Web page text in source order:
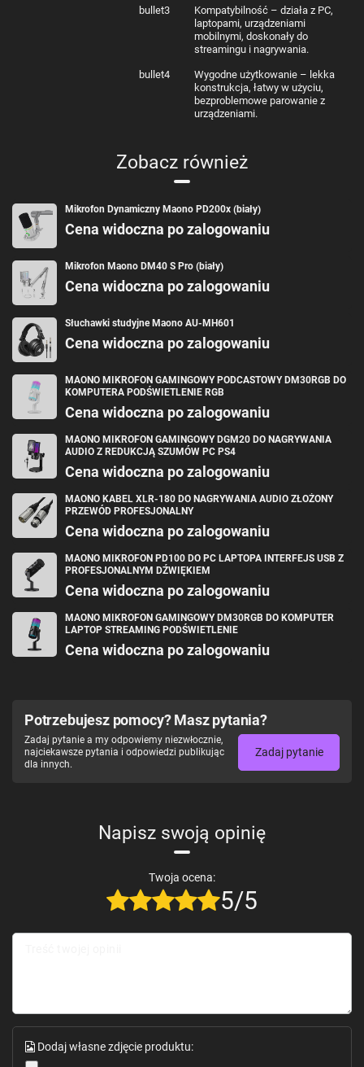
bullet3
Kompatybilność – działa z PC,
laptopami, urządzeniami
mobilnymi, doskonały do
streamingu i nagrywania.
bullet4
Wygodne użytkowanie – lekka
konstrukcja, łatwy w użyciu,
bezproblemowe parowanie z
urządzeniami.
Zobacz również
Mikrofon Dynamiczny Maono PD200x (biały)
Cena widoczna po zalogowaniu
Mikrofon Maono DM40 S Pro (biały)
Cena widoczna po zalogowaniu
Słuchawki studyjne Maono AU-MH601
Cena widoczna po zalogowaniu
MAONO MIKROFON GAMINGOWY PODCASTOWY DM30RGB DO
KOMPUTERA PODŚWIETLENIE RGB
Cena widoczna po zalogowaniu
MAONO MIKROFON GAMINGOWY DGM20 DO NAGRYWANIA
AUDIO Z REDUKCJĄ SZUMÓW PC PS4
Cena widoczna po zalogowaniu
MAONO KABEL XLR-180 DO NAGRYWANIA AUDIO ZŁOŻONY
PRZEWÓD PROFESJONALNY
Cena widoczna po zalogowaniu
MAONO MIKROFON PD100 DO PC LAPTOPA INTERFEJS USB Z
PROFESJONALNYM DŹWIĘKIEM
Cena widoczna po zalogowaniu
MAONO MIKROFON GAMINGOWY DM30RGB DO KOMPUTER
LAPTOP STREAMING PODŚWIETLENIE
Cena widoczna po zalogowaniu
Potrzebujesz pomocy? Masz pytania?
Zadaj pytanie a my odpowiemy niezwłocznie,
najciekawsze pytania i odpowiedzi publikując
dla innych.
Zadaj pytanie
Napisz swoją opinię
Twoja ocena:
5/5
Dodaj własne zdjęcie produktu: